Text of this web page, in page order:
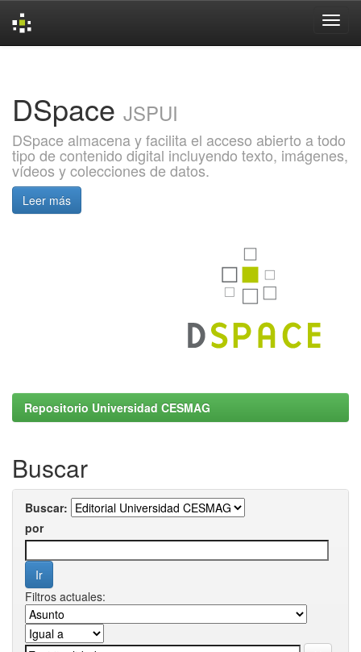
DSpace JSPUI
DSpace almacena y facilita el acceso abierto a todo
tipo de contenido digital incluyendo texto, imágenes,
vídeos y colecciones de datos.
Leer más
Repositorio Universidad CESMAG
Buscar
Buscar:
por
Filtros actuales: